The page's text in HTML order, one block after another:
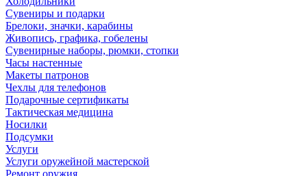
Сувениры и подарки
Брелоки, значки, карабины
Живопись, графика, гобелены
Сувенирные наборы, рюмки, стопки
Часы настенные
Макеты патронов
Чехлы для телефонов
Подарочные сертификаты
Тактическая медицина
Носилки
Подсумки
Услуги
Услуги оружейной мастерской
Ремонт оружия